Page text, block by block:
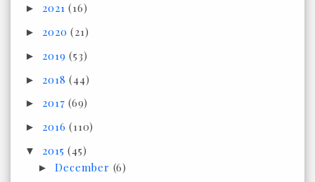
► 2021(16)
► 2020(21)
► 2019(53)
► 2018(44)
► 2017(69)
► 2016(110)
▼ 2015(45)
►December (6)